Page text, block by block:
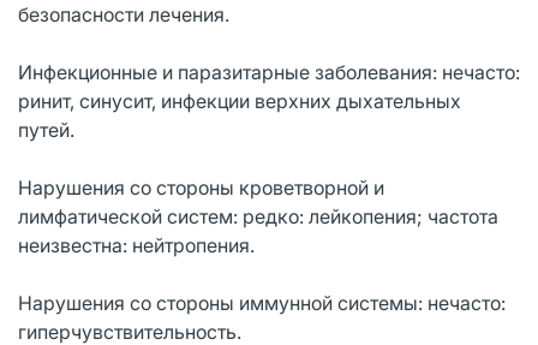
безопасности лечения.
Инфекционные и паразитарные заболевания: нечасто:
ринит, синусит, инфекции верхних дыхательных
путей.
Нарушения со стороны кроветворной и
лимфатической систем: редко: лейкопения; частота
неизвестна: нейтропения.
Нарушения со стороны иммунной системы: нечасто:
гиперчувствительность.